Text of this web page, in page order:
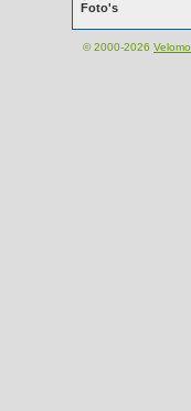
Foto's
© 2000-2026